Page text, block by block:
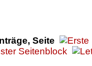
Seite